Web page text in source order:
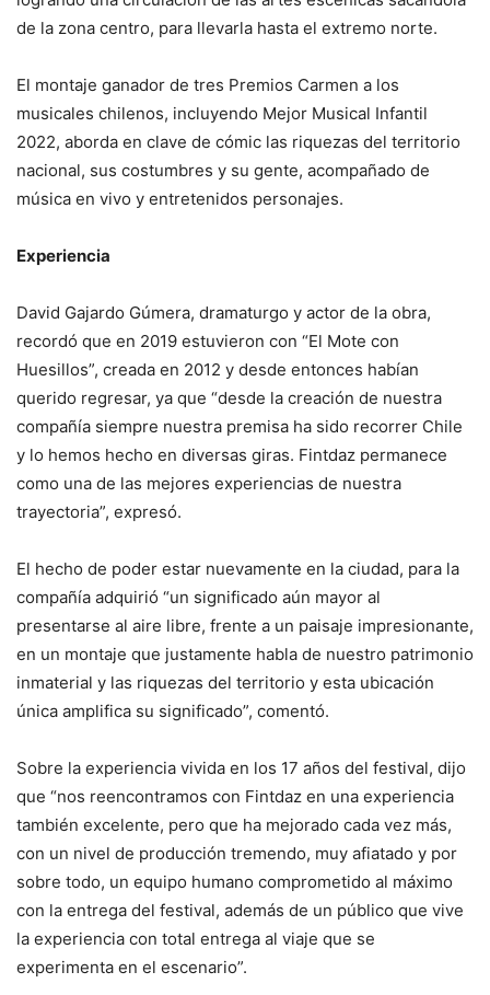
de la zona centro, para llevarla hasta el extremo norte.
El montaje ganador de tres Premios Carmen a los
musicales chilenos, incluyendo Mejor Musical Infantil
2022, aborda en clave de cómic las riquezas del territorio
nacional, sus costumbres y su gente, acompañado de
música en vivo y entretenidos personajes.
Experiencia
David Gajardo Gúmera, dramaturgo y actor de la obra,
recordó que en 2019 estuvieron con “El Mote con
Huesillos”, creada en 2012 y desde entonces habían
querido regresar, ya que “desde la creación de nuestra
compañía siempre nuestra premisa ha sido recorrer Chile
y lo hemos hecho en diversas giras. Fintdaz permanece
como una de las mejores experiencias de nuestra
trayectoria”, expresó.
El hecho de poder estar nuevamente en la ciudad, para la
compañía adquirió “un significado aún mayor al
presentarse al aire libre, frente a un paisaje impresionante,
en un montaje que justamente habla de nuestro patrimonio
inmaterial y las riquezas del territorio y esta ubicación
única amplifica su significado”, comentó.
Sobre la experiencia vivida en los 17 años del festival, dijo
que “nos reencontramos con Fintdaz en una experiencia
también excelente, pero que ha mejorado cada vez más,
con un nivel de producción tremendo, muy afiatado y por
sobre todo, un equipo humano comprometido al máximo
con la entrega del festival, además de un público que vive
la experiencia con total entrega al viaje que se
experimenta en el escenario”.